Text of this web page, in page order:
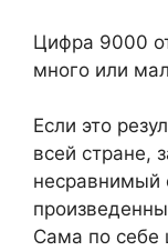
Цифра 9000
много или
Если это
всей стране,
несравнимый
Сама по себе